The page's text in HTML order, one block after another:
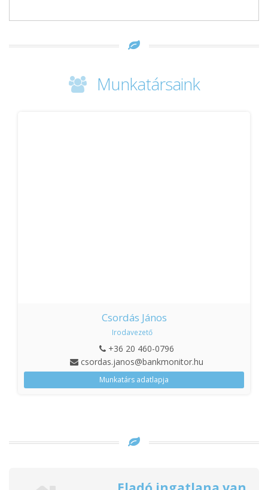
Munkatársaink
Csordás János
Irodavezető
+36 20 460-0796
csordas.janos@bankmonitor.hu
Munkatárs adatlapja